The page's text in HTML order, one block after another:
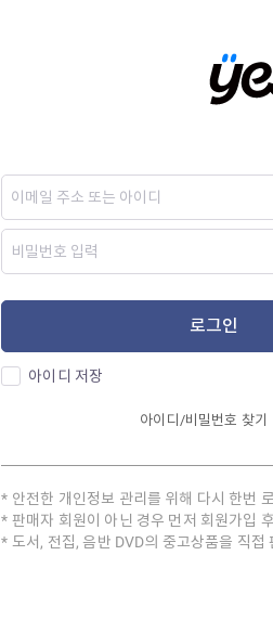
로그인
아이디 저장
아이디/비밀번호 찾기
안전한 개인정보 관리를 위해 다시 한번
판매자 회원이 아닌 경우 먼저 회원가입
도서, 전집, 음반 DVD의 중고상품을 직